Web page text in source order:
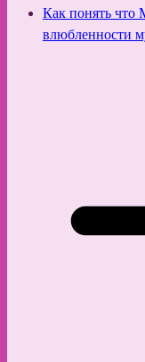
Как понять
влюбленности